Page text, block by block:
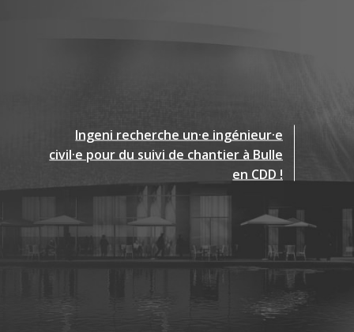
Ingeni recherche un·e ingénieur·e
civil·e pour du suivi de chantier à Bulle
en CDD !
Ingeni recherche un·e ingénieur·e
civil·e spécialiste Bois pour sa filiale de
Lausanne !
Ingeni recherche un·e ingénieur·e
civil·e Chef·fe de projet pour sa filiale
de Lausanne !